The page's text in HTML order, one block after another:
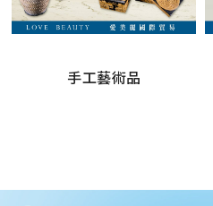
手工藝術品